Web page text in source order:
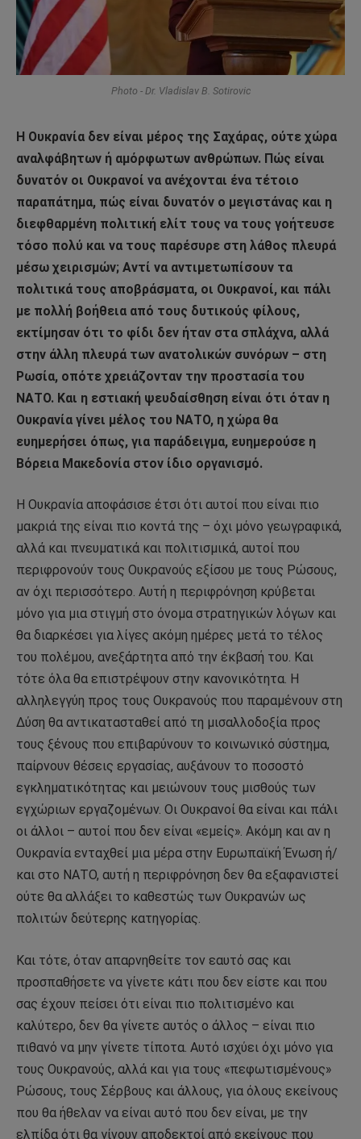
Photo - Dr. Vladislav B. Sotirovic
Η Ουκρανία δεν είναι μέρος της Σαχάρας, ούτε χώρα
αναλφάβητων ή αμόρφωτων ανθρώπων. Πώς είναι
δυνατόν οι Ουκρανοί να ανέχονται ένα τέτοιο
παραπάτημα, πώς είναι δυνατόν ο μεγιστάνας και η
διεφθαρμένη πολιτική ελίτ τους να τους γοήτευσε
τόσο πολύ και να τους παρέσυρε στη λάθος πλευρά
μέσω χειρισμών; Αντί να αντιμετωπίσουν τα
πολιτικά τους αποβράσματα, οι Ουκρανοί, και πάλι
με πολλή βοήθεια από τους δυτικούς φίλους,
εκτίμησαν ότι το φίδι δεν ήταν στα σπλάχνα, αλλά
στην άλλη πλευρά των ανατολικών συνόρων – στη
Ρωσία, οπότε χρειάζονταν την προστασία του
ΝΑΤΟ. Και η εστιακή ψευδαίσθηση είναι ότι όταν η
Ουκρανία γίνει μέλος του ΝΑΤΟ, η χώρα θα
ευημερήσει όπως, για παράδειγμα, ευημερούσε η
Βόρεια Μακεδονία στον ίδιο οργανισμό.
Η Ουκρανία αποφάσισε έτσι ότι αυτοί που είναι πιο
μακριά της είναι πιο κοντά της – όχι μόνο γεωγραφικά,
αλλά και πνευματικά και πολιτισμικά, αυτοί που
περιφρονούν τους Ουκρανούς εξίσου με τους Ρώσους,
αν όχι περισσότερο. Αυτή η περιφρόνηση κρύβεται
μόνο για μια στιγμή στο όνομα στρατηγικών λόγων και
θα διαρκέσει για λίγες ακόμη ημέρες μετά το τέλος
του πολέμου, ανεξάρτητα από την έκβασή του. Και
τότε όλα θα επιστρέψουν στην κανονικότητα. Η
αλληλεγγύη προς τους Ουκρανούς που παραμένουν στη
Δύση θα αντικατασταθεί από τη μισαλλοδοξία προς
τους ξένους που επιβαρύνουν το κοινωνικό σύστημα,
παίρνουν θέσεις εργασίας, αυξάνουν το ποσοστό
εγκληματικότητας και μειώνουν τους μισθούς των
εγχώριων εργαζομένων. Οι Ουκρανοί θα είναι και πάλι
οι άλλοι – αυτοί που δεν είναι «εμείς». Ακόμη και αν η
Ουκρανία ενταχθεί μια μέρα στην Ευρωπαϊκή Ένωση ή/
και στο ΝΑΤΟ, αυτή η περιφρόνηση δεν θα εξαφανιστεί
ούτε θα αλλάξει το καθεστώς των Ουκρανών ως
πολιτών δεύτερης κατηγορίας.
Και τότε, όταν απαρνηθείτε τον εαυτό σας και
προσπαθήσετε να γίνετε κάτι που δεν είστε και που
σας έχουν πείσει ότι είναι πιο πολιτισμένο και
καλύτερο, δεν θα γίνετε αυτός ο άλλος – είναι πιο
πιθανό να μην γίνετε τίποτα. Αυτό ισχύει όχι μόνο για
τους Ουκρανούς, αλλά και για τους «πεφωτισμένους»
Ρώσους, τους Σέρβους και άλλους, για όλους εκείνους
που θα ήθελαν να είναι αυτό που δεν είναι, με την
ελπίδα ότι θα γίνουν αποδεκτοί από εκείνους που